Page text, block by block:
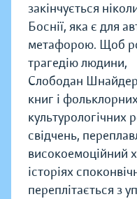
закінчується
Боснії, яка є для
метафорою. Щоб
трагедію людини,
Слободан Шнайдер
книг і
культурологічних
свідчень,
високоемоційний
історіях
переплітається з